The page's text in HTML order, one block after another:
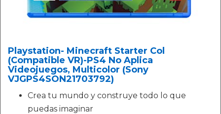
Playstation- Minecraft Starter Col
(Compatible VR)-PS4 No Aplica
Videojuegos, Multicolor (Sony
VJGPS4SON21703792)
Crea tu mundo y construye todo lo que
puedas imaginar